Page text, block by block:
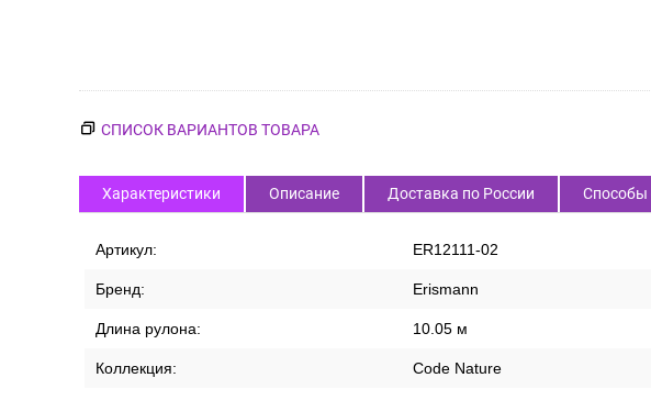
СПИСОК ВАРИАНТОВ ТОВАРА
Характеристики Описание Доставка по России Способы
Артикул: ER12111-02
Бренд: Erismann
Длина рулона: 10.05 м
Коллекция: Code Nature